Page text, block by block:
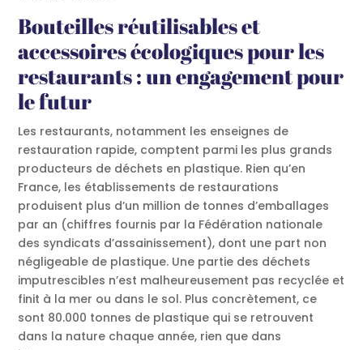
Bouteilles réutilisables et
accessoires écologiques pour les
restaurants : un engagement pour
le futur
Les restaurants, notamment les enseignes de
restauration rapide, comptent parmi les plus grands
producteurs de déchets en plastique. Rien qu’en
France, les établissements de restaurations
produisent plus d’un million de tonnes d’emballages
par an (chiffres fournis par la Fédération nationale
des syndicats d’assainissement), dont une part non
négligeable de plastique. Une partie des déchets
imputrescibles n’est malheureusement pas recyclée et
finit à la mer ou dans le sol. Plus concrètement, ce
sont 80.000 tonnes de plastique qui se retrouvent
dans la nature chaque année, rien que dans